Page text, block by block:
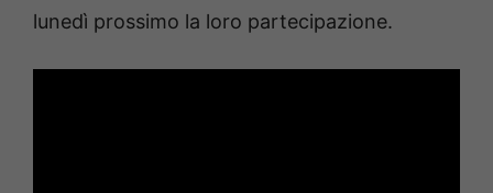
lunedì prossimo la loro partecipazione.